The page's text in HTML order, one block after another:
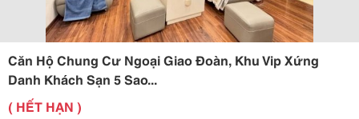
Căn Hộ Chung Cư Ngoại Giao Đoàn, Khu Vip Xứng
Danh Khách Sạn 5 Sao...
( HẾT HẠN )